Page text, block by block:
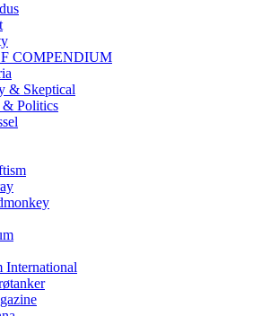
COMPENDIUM
& Skeptical
Politics
International